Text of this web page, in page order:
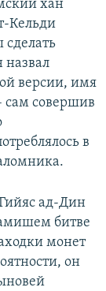
хан
Кельди
сделать
назвал
версии, имя
сам совершив
в
ад-Дин
битве
монет
он